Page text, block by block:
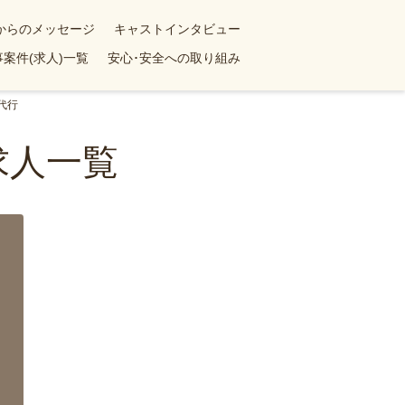
らのメッセージ
キャストインタビュー
案件(求人)一覧 安心･安全への取り組み
行
一覧